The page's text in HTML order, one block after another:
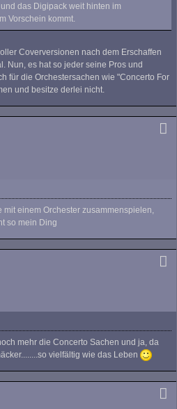
das Digipack weit hinten im
Vorschein kommt.
Coverversionen nach dem Erschaffen
Nun, es hat so jeder seine Pros und
für die Orchestersachen wie "Concerto For
und besitze derlei nicht.
einem Orchester zusammenspielen,
so mein Ding
mehr die Concerto Sachen und ja, da
vielfältig wie das Leben